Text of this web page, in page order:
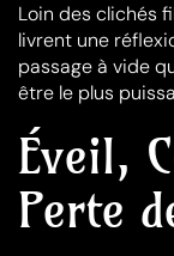
Loin des clichés
livrent une
passage à vide
être le plus
Éveil,
Perte